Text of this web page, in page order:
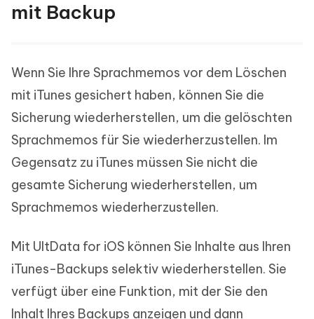
mit Backup
Wenn Sie Ihre Sprachmemos vor dem Löschen
mit iTunes gesichert haben, können Sie die
Sicherung wiederherstellen, um die gelöschten
Sprachmemos für Sie wiederherzustellen. Im
Gegensatz zu iTunes müssen Sie nicht die
gesamte Sicherung wiederherstellen, um
Sprachmemos wiederherzustellen.
Mit UltData for iOS können Sie Inhalte aus Ihren
iTunes-Backups selektiv wiederherstellen. Sie
verfügt über eine Funktion, mit der Sie den
Inhalt Ihres Backups anzeigen und dann